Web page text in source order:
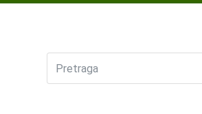
Pretraga